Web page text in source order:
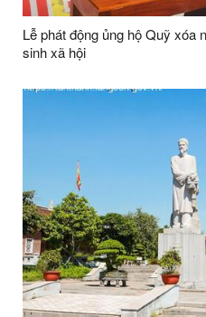
Lễ phát động ủng hộ Quỹ xóa
sinh xã hội